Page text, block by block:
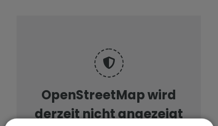
OpenStreetMap wird
derzeit nicht angezeigt